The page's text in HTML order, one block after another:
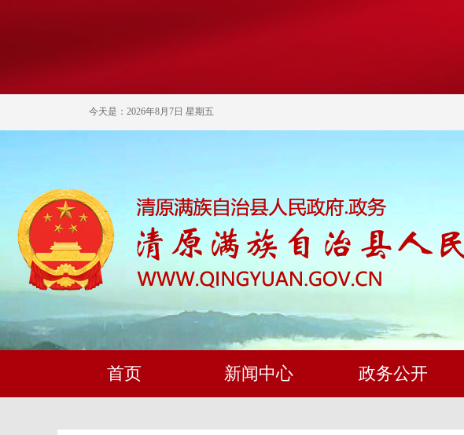
今天是：2026年8月7日 星期五
首页 新闻中心 政务公开